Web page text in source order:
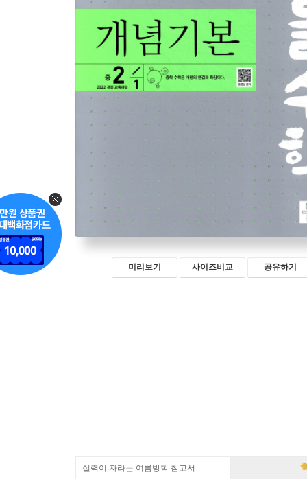
미리보기 사이즈비교 공유하기
실력이 자라는 여름방학 참고서